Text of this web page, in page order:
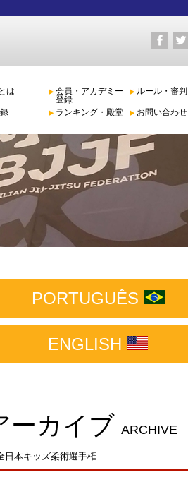
は
会員・アカデミー
登録
ルール・審判
ランキング・殿堂 お問い合わせ
PORTUGUÊS
ENGLISH
ーカイブ ARCHIVE
日本キッズ柔術選手権